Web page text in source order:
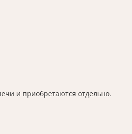
и приобретаются отдельно.